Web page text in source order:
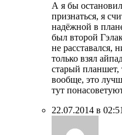
А я бы
признаться, я
надёжной в
был второй
не расставался,
только взял
старый планшет,
вообще, это
тут
22.07.2014 в